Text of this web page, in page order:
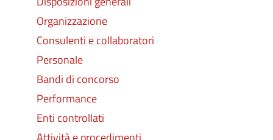
Organizzazione
Consulenti e collaboratori
Personale
Bandi di concorso
Performance
Enti controllati